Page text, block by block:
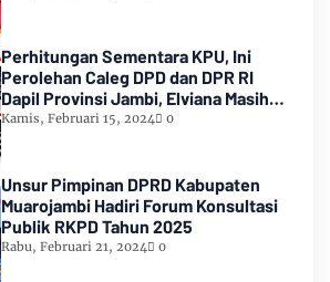
Perhitungan Sementara KPU, Ini
Perolehan Caleg DPD dan DPR RI
Dapil Provinsi Jambi, Elviana Masih
Urutan Kedua Teratas
Kamis, Februari 15, 2024 0
Unsur Pimpinan DPRD Kabupaten
Muarojambi Hadiri Forum Konsultasi
Publik RKPD Tahun 2025
Rabu, Februari 21, 2024 0